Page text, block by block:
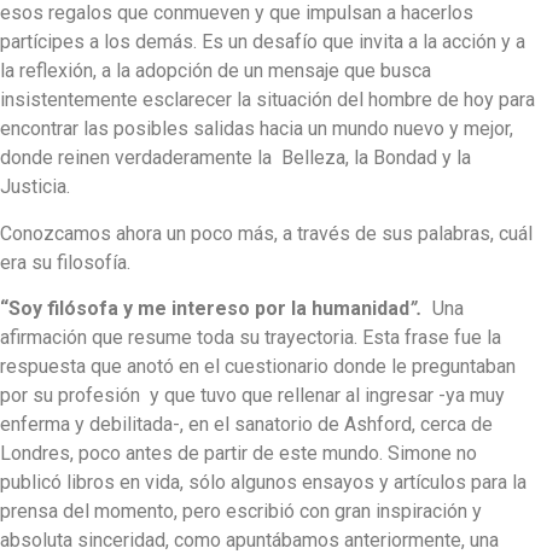
esos regalos que conmueven y que impulsan a hacerlos
partícipes a los demás. Es un desafío que invita a la acción y a
la reflexión, a la adopción de un mensaje que busca
insistentemente esclarecer la situación del hombre de hoy para
encontrar las posibles salidas hacia un mundo nuevo y mejor,
donde reinen verdaderamente la Belleza, la Bondad y la
Justicia.
Conozcamos ahora un poco más, a través de sus palabras, cuál
era su filosofía.
“Soy filósofa y me intereso por la humanidad”. Una
afirmación que resume toda su trayectoria. Esta frase fue la
respuesta que anotó en el cuestionario donde le preguntaban
por su profesión y que tuvo que rellenar al ingresar -ya muy
enferma y debilitada-, en el sanatorio de Ashford, cerca de
Londres, poco antes de partir de este mundo. Simone no
publicó libros en vida, sólo algunos ensayos y artículos para la
prensa del momento, pero escribió con gran inspiración y
absoluta sinceridad, como apuntábamos anteriormente, una